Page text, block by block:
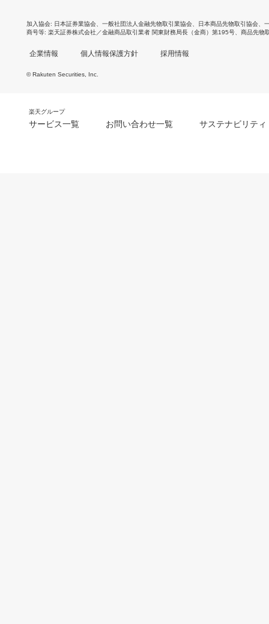
加入協会 日本証券業協会 一般社団法人金融先物取引業協会 日本商品先物取引協会
商号等 楽天証券株式会社／金融商品取引業者 関東財務局長（金商）第195号、商品先物
企業情報 個人情報保護方針 採用情報
© Rakuten Securities, Inc.
楽天グループ
サービス一覧 お問い合わせ一覧 サステナビリティ